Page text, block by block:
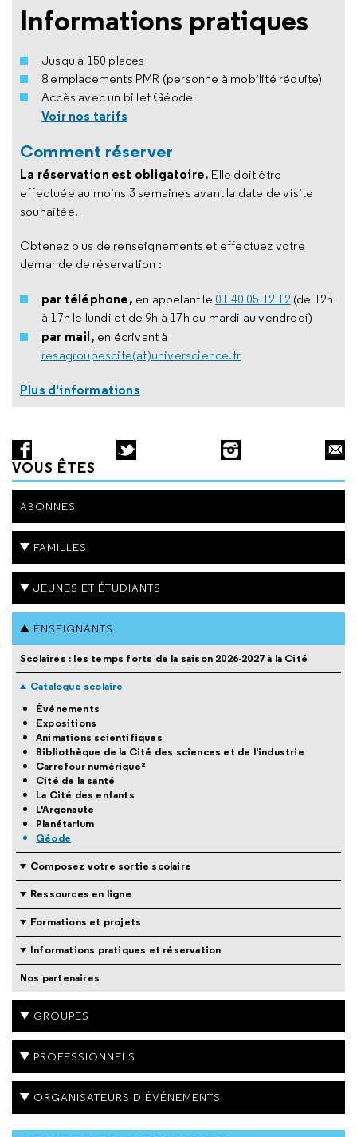
Informations pratiques
Jusqu'à 150 places
8 emplacements PMR (personne à mobilité réduite)
Accès avec un billet Géode
Voir nos tarifs
Comment réserver
La réservation est obligatoire. Elle doit être
effectuée au moins 3 semaines avant la date de visite
souhaitée.
Obtenez plus de renseignements et effectuez votre
demande de réservation :
par téléphone, en appelant le 01 40 05 12 12(de 12h
à 17h le lundi et de 9h à 17h du mardi au vendredi)
par mail, en écrivant à
resagroupescite(at)universcience.fr
Plus d'informations
VOUS ÊTES
ABONNÉS
FAMILLES
JEUNES ET ÉTUDIANTS
ENSEIGNANTS
Scolaires : les temps forts de la saison 2026-2027 à la Cité
Catalogue scolaire
Événements
Expositions
Animations scientifiques
Bibliothèque de la Cité des sciences et de l'industrie
Carrefour numérique²
Cité de la santé
La Cité des enfants
L'Argonaute
Planétarium
Géode
Composez votre sortie scolaire
Ressources en ligne
Formations et projets
Informations pratiques et réservation
Nos partenaires
GROUPES
PROFESSIONNELS
ORGANISATEURS D'ÉVÉNEMENTS